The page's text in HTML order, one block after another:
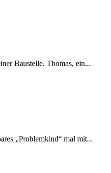
Baustelle. Thomas, ein...
„Problemkind“ mal mit...